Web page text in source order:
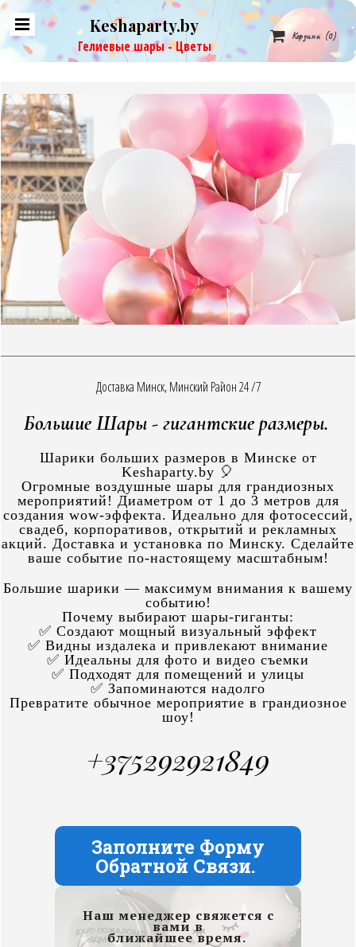
Keshaparty.by
Гелиевые шары - Цветы
 Корзина (0)
Доставка Минск, Минский Район 24 /7
Большие Шары - гигантские размеры.
Шарики больших размеров в Минске от
Keshaparty.by 🎈
Огромные воздушные шары для грандиозных
мероприятий! Диаметром от 1 до 3 метров для
создания wow-эффекта. Идеально для фотосессий,
свадеб, корпоративов, открытий и рекламных
акций. Доставка и установка по Минску. Сделайте
ваше событие по-настоящему масштабным!
Большие шарики — максимум внимания к вашему
событию!
Почему выбирают шары-гиганты:
✅ Создают мощный визуальный эффект
✅ Видны издалека и привлекают внимание
✅ Идеальны для фото и видео съемки
✅ Подходят для помещений и улицы
✅ Запоминаются надолго
Превратите обычное мероприятие в грандиозное
шоу!
+375292921849
Заполните Форму
Обратной Связи.
Наш менеджер свяжется с
вами в
ближайшее время.